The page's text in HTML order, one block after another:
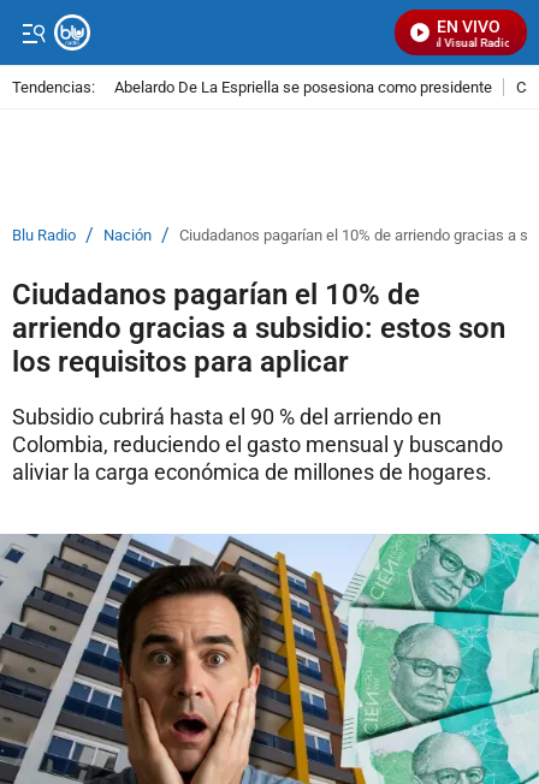
EN VIVO
Señal Visual Radio
Tendencias: Abelardo De La Espriella se posesiona como presidente
Blu Radio / Nación / Ciudadanos pagarían el 10% de arriendo gracias a
Ciudadanos pagarían el 10% de
arriendo gracias a subsidio: estos son
los requisitos para aplicar
Subsidio cubrirá hasta el 90 % del arriendo en
Colombia, reduciendo el gasto mensual y buscando
aliviar la carga económica de millones de hogares.